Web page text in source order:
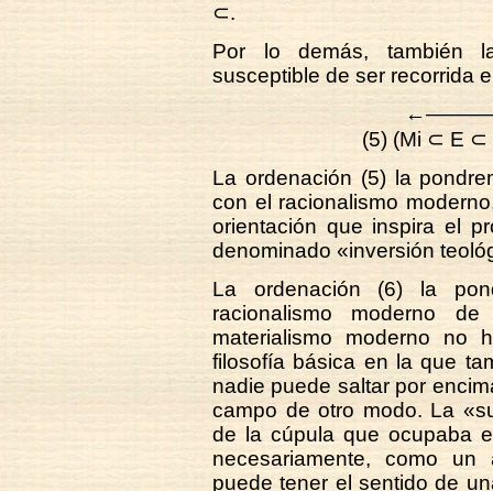
⊂.
Por lo demás, también
susceptible de ser recorrida
(5) (Mi ⊂ E
La ordenación (5) la
con el racionalismo
orientación que inspira el
denominado «inversión
La ordenación (6) la
racionalismo moderno
materialismo moderno no
filosofía básica en la que
nadie puede saltar por
campo de otro modo. La
de la cúpula que ocupaba
necesariamente, como
puede tener el sentido de